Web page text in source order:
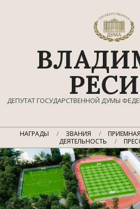
ДЕПУТАТ ГОСУДАРСТВЕННОЙ ДУМЫ
Главное
меню
НАГРАДЫ ЗВАНИЯ ПРИЕМНАЯ
ДЕЯТЕЛЬНОСТЬ